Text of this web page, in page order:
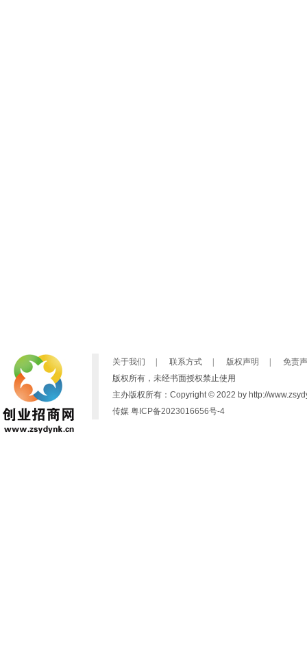
关于我们 联系方式 版权声明
免责
版权所有，未经书面授权禁止使用
主办版权所有：Copyright © 2022 by http://
传媒 粤ICP备2023016656号-4